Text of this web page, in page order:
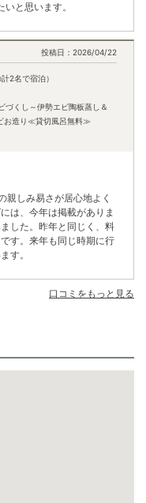
と思います。
投稿日： 2026/04/22
2名で宿泊）
くし～伊勢エビ陶板蒸し＆
お造り≪貸切風呂無料≫
親しみ易さが居心地よく
は、今年は掲載がありま
した。昨年と同じく、料
す。来年も同じ時期に行
す。
口コミをもっと見る